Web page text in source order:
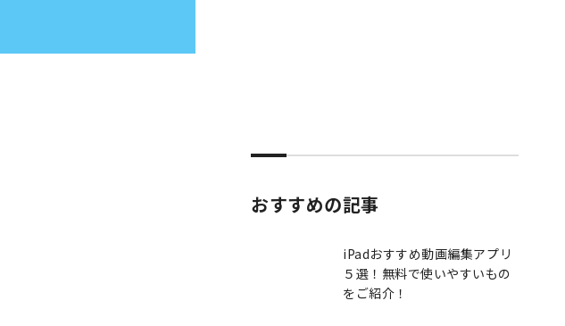
おすすめの記事
iPadおすすめ動画編集アプリ
５選！無料で使いやすいもの
をご紹介！